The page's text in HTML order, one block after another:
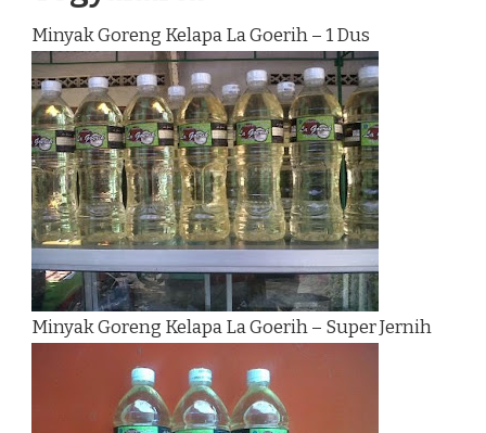
Minyak Goreng Kelapa La Goerih – 1 Dus
Minyak Goreng Kelapa La Goerih – Super Jernih